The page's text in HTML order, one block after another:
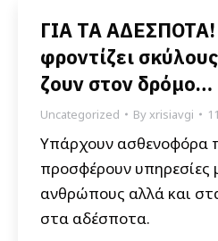
ΓΙΑ ΤΑ
φροντίζει
ζουν στον δρόμο…
Uncategorized Byxrisiavgi
Υπάρχουν ασθενοφόρα
προσφέρουν υπηρεσίες
ανθρώπους αλλά και
στα αδέσποτα.